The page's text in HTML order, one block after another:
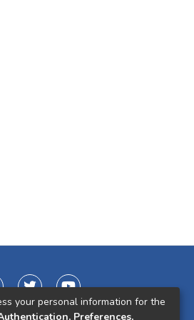
your personal information for the
Preferences,